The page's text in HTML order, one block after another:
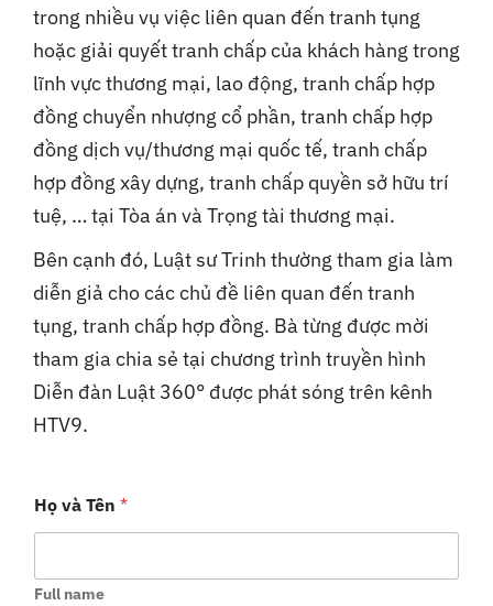
trong nhiều vụ việc liên quan đến tranh tụng
hoặc giải quyết tranh chấp của khách hàng trong
lĩnh vực thương mại, lao động, tranh chấp hợp
đồng chuyển nhượng cổ phần, tranh chấp hợp
đồng dịch vụ/thương mại quốc tế, tranh chấp
hợp đồng xây dựng, tranh chấp quyền sở hữu trí
tuệ, … tại Tòa án và Trọng tài thương mại.
Bên cạnh đó, Luật sư Trinh thường tham gia làm
diễn giả cho các chủ đề liên quan đến tranh
tụng, tranh chấp hợp đồng. Bà từng được mời
tham gia chia sẻ tại chương trình truyền hình
Diễn đàn Luật 360° được phát sóng trên kênh
HTV9.
Họ và Tên *
Full name